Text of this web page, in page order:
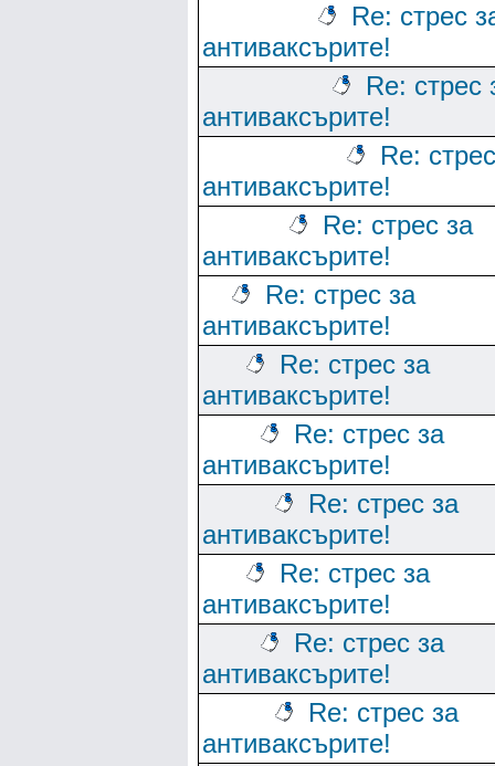
Re: стрес
антиваксърите!
Re: стрес
антиваксърите!
Re:
антиваксърите!
Re: стрес за
антиваксърите!
Re: стрес за
антиваксърите!
Re: стрес за
антиваксърите!
Re: стрес за
антиваксърите!
Re: стрес за
антиваксърите!
Re: стрес за
антиваксърите!
Re: стрес за
антиваксърите!
Re: стрес за
антиваксърите!